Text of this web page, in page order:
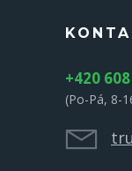
+420
(Po-Pá, 8-